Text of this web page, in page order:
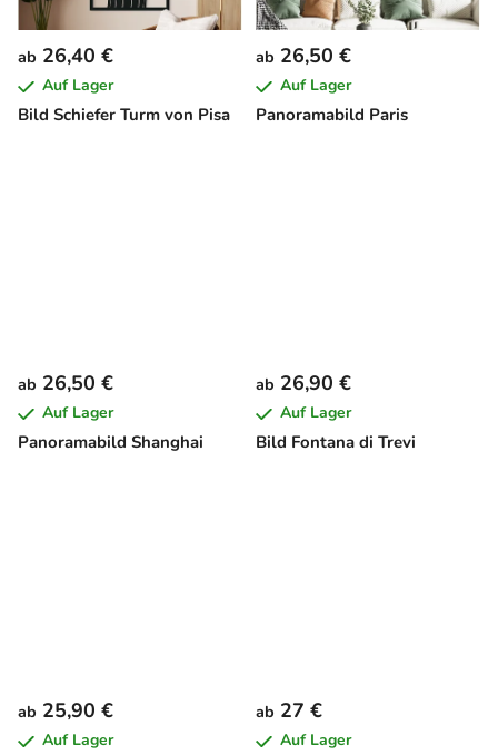
Bild Schiefer Turm von Pisa
ab 26,40 €
Auf Lager
Panoramabild Paris
ab 26,50 €
Auf Lager
Panoramabild Shanghai
ab 26,50 €
Auf Lager
Bild Fontana di Trevi
ab 26,90 €
Auf Lager
ab 25,90 €
Auf Lager
ab 27 €
Auf Lager